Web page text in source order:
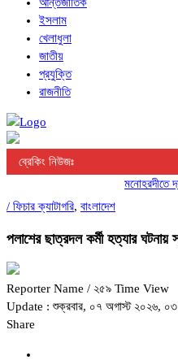
ইসলাম
খেলাধুলা
জাতীয়
প্রযুক্তি
রাজনীতি
ব্রেকিং নিউজঃ
মনোহরদীতে
/ ফিচার ক্যাটাগরি, বাংলাদেশ
পলাশের ছাত্রদল কর্মী হত্যার ঘটনায়
Reporter Name / ২৫৯ Time View
Update : শুক্রবার, ০৭ অগাস্ট ২০২৬,
Share